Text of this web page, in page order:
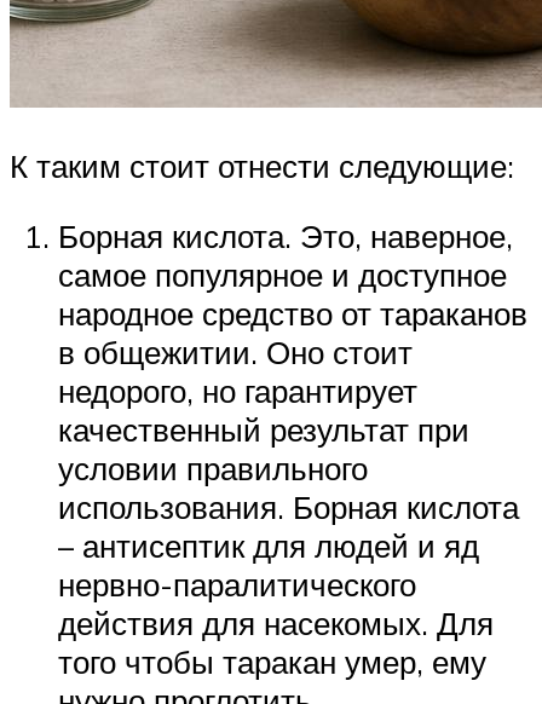
К таким стоит отнести следующие:
Борная кислота. Это, наверное,
самое популярное и доступное
народное средство от тараканов
в общежитии. Оно стоит
недорого, но гарантирует
качественный результат при
условии правильного
использования. Борная кислота
– антисептик для людей и яд
нервно-паралитического
действия для насекомых. Для
того чтобы таракан умер, ему